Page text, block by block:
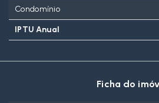
Condomínio
IPTU Anual
Ficha do